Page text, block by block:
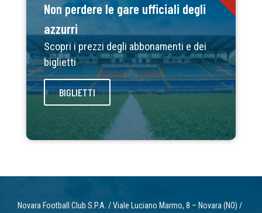
Non perdere le gare ufficiali degli
azzurri
Scopri i prezzi degli abbonamenti e dei
biglietti
BIGLIETTI
Novara Football Club S.P.A. / Viale Luciano Marmo, 8 – Novara (NO) /